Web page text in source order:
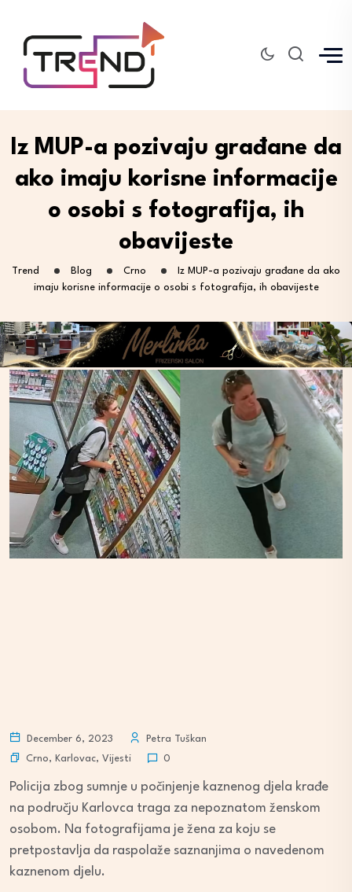
Iz MUP-a pozivaju građane da
ako imaju korisne informacije
o osobi s fotografija, ih
obavijeste
Trend Blog Crno
Iz MUP-a pozivaju građane da ako
imaju korisne informacije o osobi s fotografija, ih obavijeste
December 6, 2023
Petra Tuškan
Crno, Karlovac, Vijesti 0
Policija zbog sumnje u počinjenje kaznenog djela krađe
na području Karlovca traga za nepoznatom ženskom
osobom. Na fotografijama je žena za koju se
pretpostavlja da raspolaže saznanjima o navedenom
kaznenom djelu.